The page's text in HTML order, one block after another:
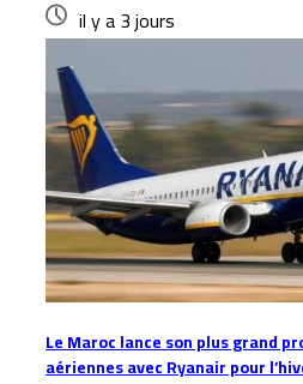
il y a 3 jours
Le Maroc lance son plus grand
aériennes avec Ryanair pour